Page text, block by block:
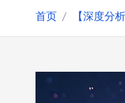
首页 【深度分